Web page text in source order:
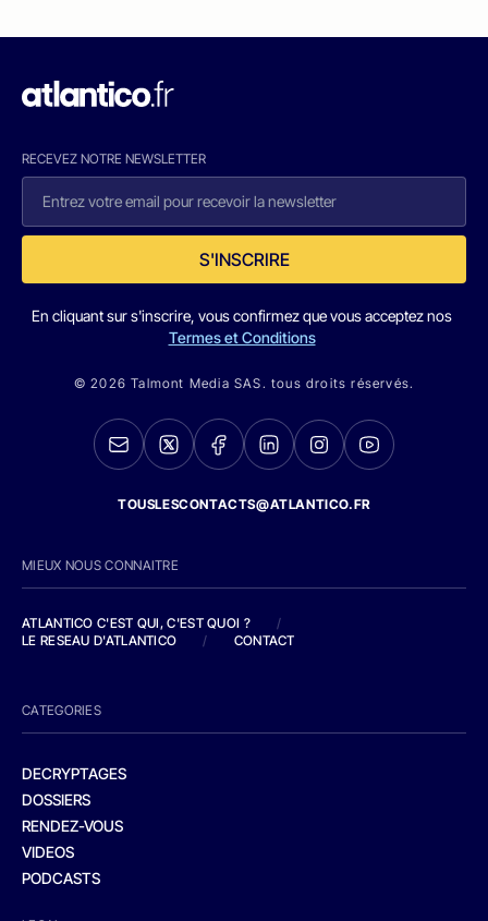
RECEVEZ NOTRE NEWSLETTER
S'INSCRIRE
En cliquant sur s'inscrire, vous confirmez que vous acceptez nos
Termes et Conditions
© 2026 Talmont Media SAS. tous droits réservés.
TOUSLESCONTACTS@ATLANTICO.FR
MIEUX NOUS CONNAITRE
ATLANTICO C'EST QUI, C'EST QUOI ?
/
LE RESEAU D'ATLANTICO
/ CONTACT
CATEGORIES
DECRYPTAGES
DOSSIERS
RENDEZ-VOUS
VIDEOS
PODCASTS